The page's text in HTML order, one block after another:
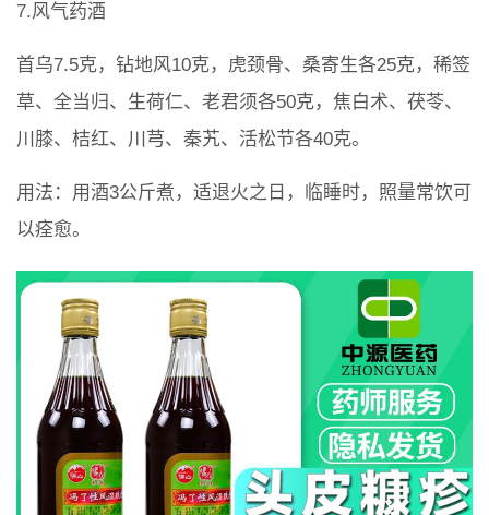
7.风气药酒
首乌7.5克，钻地风10克，虎颈骨、桑寄生各25克，稀签
草、全当归、生荷仁、老君须各50克，焦白术、茯苓、
川膝、桔红、川芎、秦艽、活松节各40克。
用法：用酒3公斤煮，适退火之日，临睡时，照量常饮可
以痊愈。